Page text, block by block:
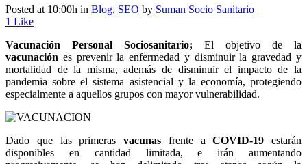
Posted at 10:00h in Blog, SEO by Suman Socio Sanitario
1 Like
Vacunación Personal Sociosanitario; El objetivo de la
vacunación es prevenir la enfermedad y disminuir la gravedad y
mortalidad de la misma, además de disminuir el impacto de la
pandemia sobre el sistema asistencial y la economía, protegiendo
especialmente a aquellos grupos con mayor vulnerabilidad.
Dado que las primeras vacunas frente aCOVID-19 estarán
disponibles en cantidad limitada, e irán aumentando